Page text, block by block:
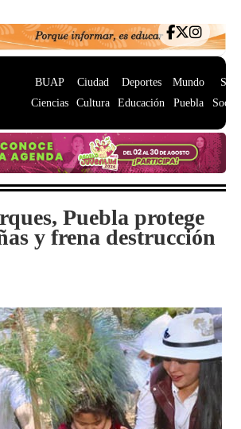
BUAP
Ciencias
Ciudad
Cultura
Deportes
Educación
Mundo
Puebla
Puebla protege
y frena destrucción